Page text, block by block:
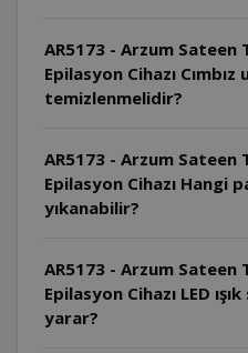
AR5173 - Arzum Sateen
Epilasyon Cihazı Cımbız
temizlenmelidir?
AR5173 - Arzum Sateen
Epilasyon Cihazı Hangi
yıkanabilir?
AR5173 - Arzum Sateen
Epilasyon Cihazı LED
yarar?